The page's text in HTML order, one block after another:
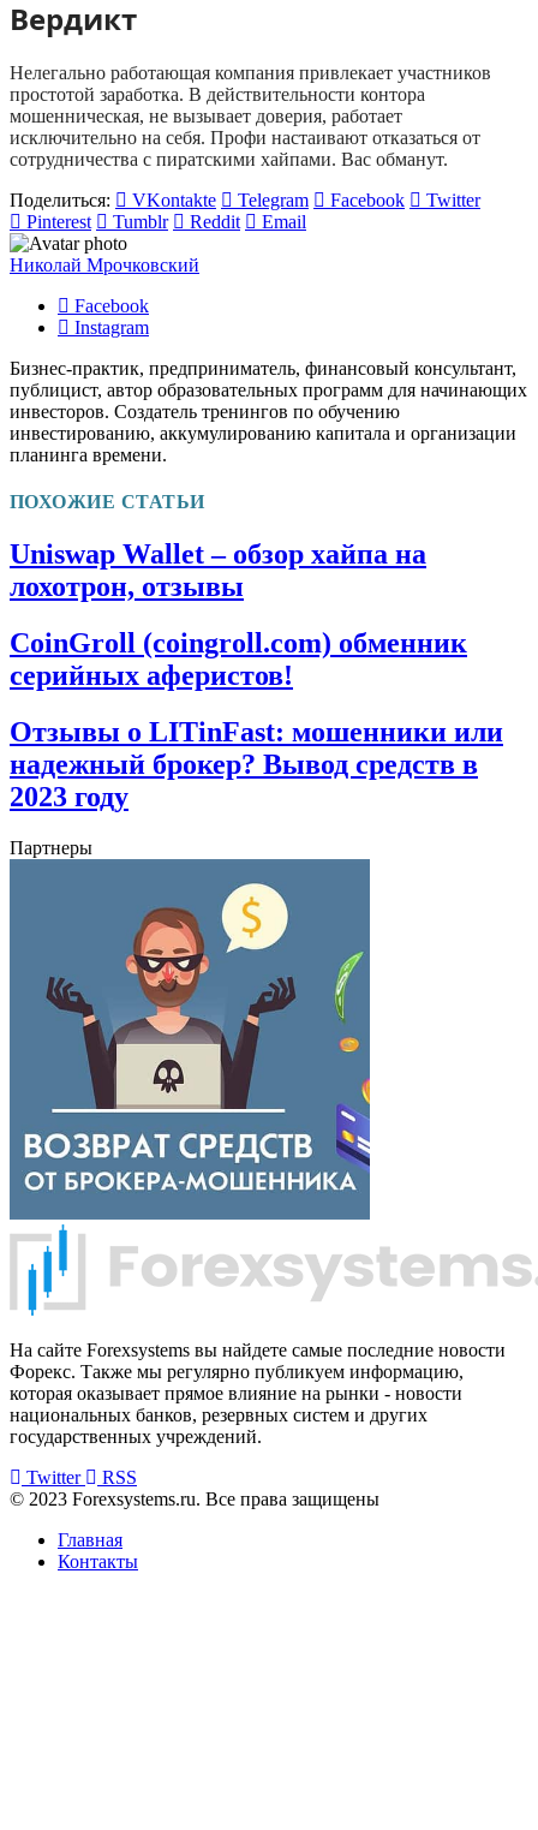
Вердикт
Нелегально работающая компания привлекает участников
простотой заработка. В действительности контора
мошенническая, не вызывает доверия, работает
исключительно на себя. Профи настаивают отказаться от
сотрудничества с пиратскими хайпами. Вас обманут.
Поделиться:
VKontakte Telegram Facebook
Twitter
Pinterest
Tumblr Reddit Email
Николай Мрочковский
Facebook
Instagram
Бизнес-практик, предприниматель, финансовый консультант,
публицист, автор образовательных программ для начинающих
инвесторов. Создатель тренингов по обучению
инвестированию, аккумулированию капитала и организации
планинга времени.
ПОХОЖИЕ СТАТЬИ
Uniswap Wallet – обзор хайпа на
лохотрон, отзывы
CoinGroll (coingroll.com) обменник
серийных аферистов!
Отзывы о LITinFast: мошенники или
надежный брокер? Вывод средств в
2023 году
Партнеры
На сайте Forexsystems вы найдете самые последние новости
Форекс. Также мы регулярно публикуем информацию,
которая оказывает прямое влияние на рынки - новости
национальных банков, резервных систем и других
государственных учреждений.
Twitter
RSS
© 2023 Forexsystems.ru. Все права защищены
Главная
Контакты